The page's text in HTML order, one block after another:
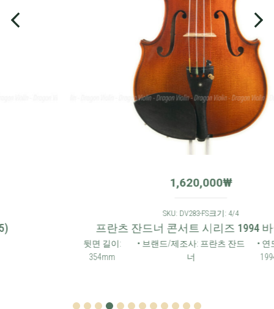
크기: 4/4
프란츠 잔드너 콘서트 시리즈 1994 바이올린
• 브랜드/제조사: 프란츠 잔드
• 연도:
• 출처: 독